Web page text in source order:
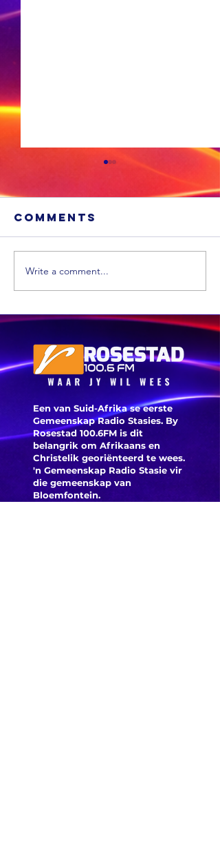
'n Suid-
Afrikaanse
mediese
geskiedenis
Comments
Write a comment...
Een van Suid-Afrika se eerste
Gemeenskap Radio Stasies. By
Rosestad 100.6FM is dit
belangrik om Afrikaans en
Christelik georiënteerd te wees.
'n Gemeenskap Radio Stasie vir
die gemeenskap van
Bloemfontein.